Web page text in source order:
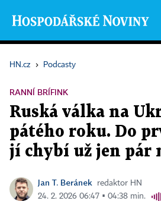
HN.cz › Podcasty
RANNÍ BRÍFINK
Ruská válka na
pátého roku. Do
jí chybí už jen pár
Jan T. Beránek
redaktor HN
24. 2. 2026 06:47 ▪ 04:38 min.